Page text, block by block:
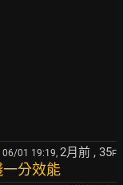
06/01 19:19, 2月前 , 35F
分效能